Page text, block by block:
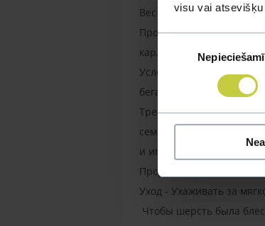
visu vai
izvēle
Вес - 20-30 кг
Проблемы здоровья -
карликовости.
Условия содержания -
бегая по
Тренировки - Этим
семью. Ни в коем случае
и игры. Без достаточных
Продолжительность
Уход - Ухаживать за
Чтобы шерсть была